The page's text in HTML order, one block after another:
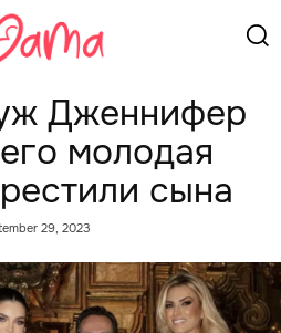
Дженнифер
молодая
сына
29, 2023